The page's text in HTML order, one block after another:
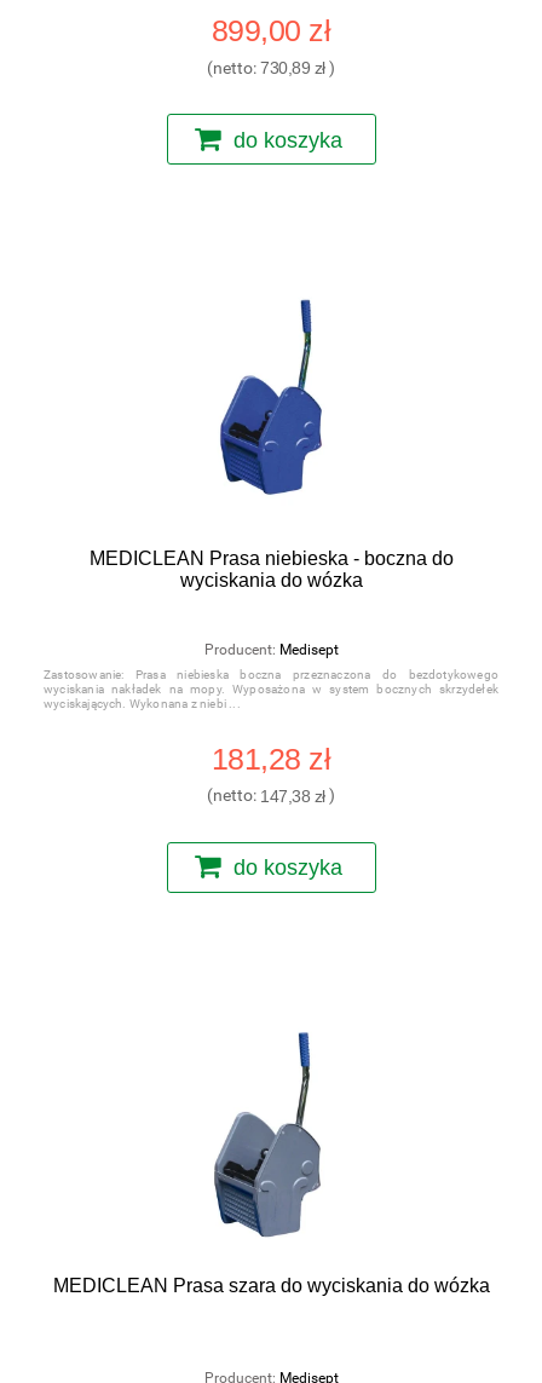
899,00 zł
(netto:730,89 zł)
do koszyka
MEDICLEAN Prasa niebieska - boczna do
wyciskania do wózka
Producent: Medisept
Zastosowanie: Prasa niebieska boczna przeznaczona do bezdotykowego
wyciskania nakładek na mopy. Wyposażona w system bocznych skrzydełek
wyciskających. Wykonana z niebi
181,28 zł
(netto: 147,38 zł)
do koszyka
MEDICLEAN Prasa szara do wyciskania do wózka
Producent: Medisept